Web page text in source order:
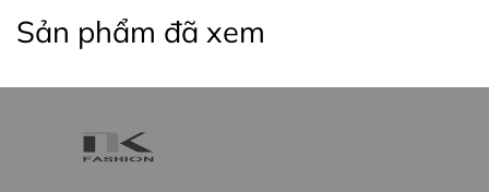
+ Phát triển thêm dòng hàng cao cấp tại trường
#thoitrangnu #NKFashion #somicongso #aosomi
Sản phẩm đã xem